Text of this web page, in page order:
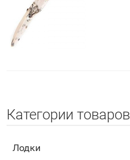
Категории товаров
Лодки